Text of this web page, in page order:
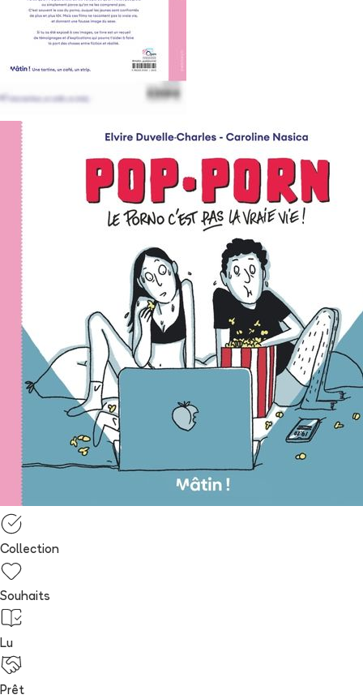
Collection
Souhaits
Lu
Prêt